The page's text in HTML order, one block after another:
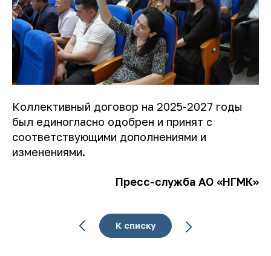
Коллективный договор на 2025-2027 годы
был единогласно одобрен и принят с
соответствующими дополнениями и
изменениями.
Пресс-служба АО «НГМК»
К списку